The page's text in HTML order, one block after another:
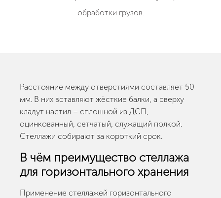
обработки грузов.
Расстояние между отверстиями составляет 50
мм. В них вставляют жёсткие балки, а сверху
кладут настил – сплошной из ДСП,
оцинкованный, сетчатый, служащий полкой.
Стеллажи собирают за короткий срок.
В чём преимущество стеллажа
для горизонтального хранения
Применение стеллажей горизонтального